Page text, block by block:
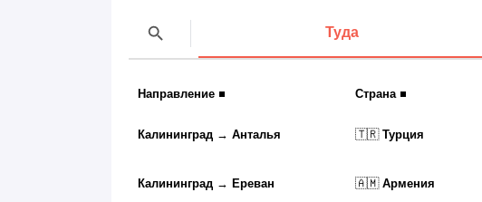
Туда
Направление Страна
Калининград→ Анталья 🇹🇷 Турция
Калининград→ Ереван 🇦🇲 Армения